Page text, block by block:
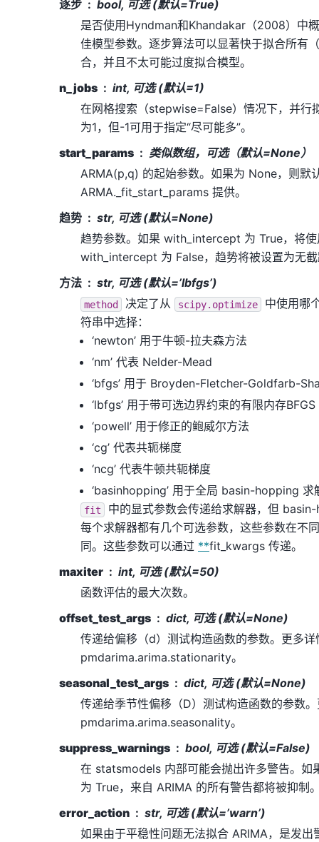
逐步
bool, 可选 (默认=True)
是否使用Hyndman和Khandakar（2008）中
佳模型参数。逐步算法可以显著快于拟合所有
合，并且不太可能过度拟合模型。
n_jobs
int, 可选 (默认=1)
在网格搜索（stepwise=False）情况下，并行
为1，但-1可用于指定“尽可能多”。
start_params
类似数组，可选（默认=None）
ARMA(p,q) 的起始参数。如果为 None，则默
ARMA._fit_start_params 提供。
趋势
str, 可选 (默认=None)
趋势参数。如果 with_intercept 为 True，将使
with_intercept 为 False，趋势将被设置为无
方法
str, 可选 (默认=’lbfgs’)
method 决定了从 scipy.optimize
中使用哪
符串中选择：
‘newton’ 用于牛顿-拉夫森方法
‘nm’ 代表 Nelder-Mead
‘bfgs’ 用于 Broyden-Fletcher-Goldfarb-
‘lbfgs’ 用于带可选边界约束的有限内存BFGS
‘powell’ 用于修正的鲍威尔方法
‘cg’ 代表共轭梯度
‘ncg’ 代表牛顿共轭梯度
‘basinhopping’ 用于全局 basin-hopping 求
fit
中的显式参数会传递给求解器，但
每个求解器都有几个可选参数，这些参数在不
同。这些参数可以通过 **fit_kwargs 传递。
maxiter
int, 可选 (默认=50)
函数评估的最大次数。
offset_test_args
dict, 可选 (默认=None)
传递给偏移（d）测试构造函数的参数。更多详
pmdarima.arima.stationarity。
seasonal_test_args
dict, 可选 (默认=None)
传递给季节性偏移（D）测试构造函数的参数
pmdarima.arima.seasonality。
suppress_warnings
bool, 可选 (默认=False)
在 statsmodels 内部可能会抛出许多警告。如
为 True，来自 ARIMA 的所有警告都将被抑制
error_action
str, 可选 (默认=’warn’)
如果由于平稳性问题无法拟合 ARIMA，是发出